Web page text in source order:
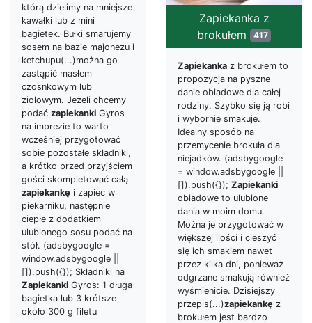
którą dzielimy na mniejsze
kawałki lub z mini
bagietek. Bułki smarujemy
sosem na bazie majonezu i
ketchupu(...)można go
zastąpić masłem
czosnkowym lub
ziołowym. Jeżeli chcemy
podać zapiekanki Gyros
na imprezie to warto
wcześniej przygotować
sobie pozostałe składniki,
a krótko przed przyjściem
gości skompletować całą
zapiekankę i zapiec w
piekarniku, następnie
ciepłe z dodatkiem
ulubionego sosu podać na
stół. (adsbygoogle =
window.adsbygoogle ||
[]).push({}); Składniki na
Zapiekanki Gyros: 1 długa
bagietka lub 3 krótsze
około 300 g filetu
Zapiekanka z
brokułem
417
Zapiekanka z brokułem to
propozycja na pyszne
danie obiadowe dla całej
rodziny. Szybko się ją robi
i wybornie smakuje.
Idealny sposób na
przemycenie brokuła dla
niejadków. (adsbygoogle
= window.adsbygoogle ||
[]).push({}); Zapiekanki
obiadowe to ulubione
dania w moim domu.
Można je przygotować w
większej ilości i cieszyć
się ich smakiem nawet
przez kilka dni, ponieważ
odgrzane smakują również
wyśmienicie. Dzisiejszy
przepis(...)zapiekankę z
brokułem jest bardzo